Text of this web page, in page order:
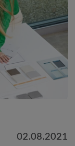
02.08.2021